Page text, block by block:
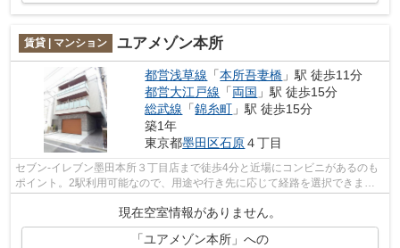
賃貸 | マンション ユアメゾン本所
都営浅草線 「本所吾妻橋 」駅 徒歩11分
都営大江戸線 「両国 」駅 徒歩15分
総武線 「錦糸町 」駅 徒歩15分
築1年
東京都墨田区石原４丁目
セブン-イレブン墨田本所３丁目店まで徒歩4分と近場にコンビニがあるのも
ポイント。2駅利用可能なので、用途や行き先に応じて経路を選択できま
す。外壁はタイル張りとなっていて、きれ...
現在空室情報がありません。
「ユアメゾン本所」への